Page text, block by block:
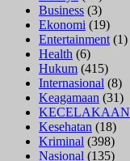
Business (3)
Ekonomi (19)
Entertainment (1)
Health (6)
Hukum (415)
Internasional (8)
Keagamaan (31)
KECELAKAAN
Kesehatan (18)
Kriminal (398)
Nasional (135)